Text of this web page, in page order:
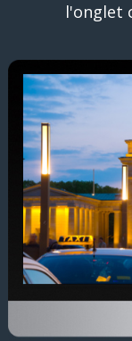
l'onglet